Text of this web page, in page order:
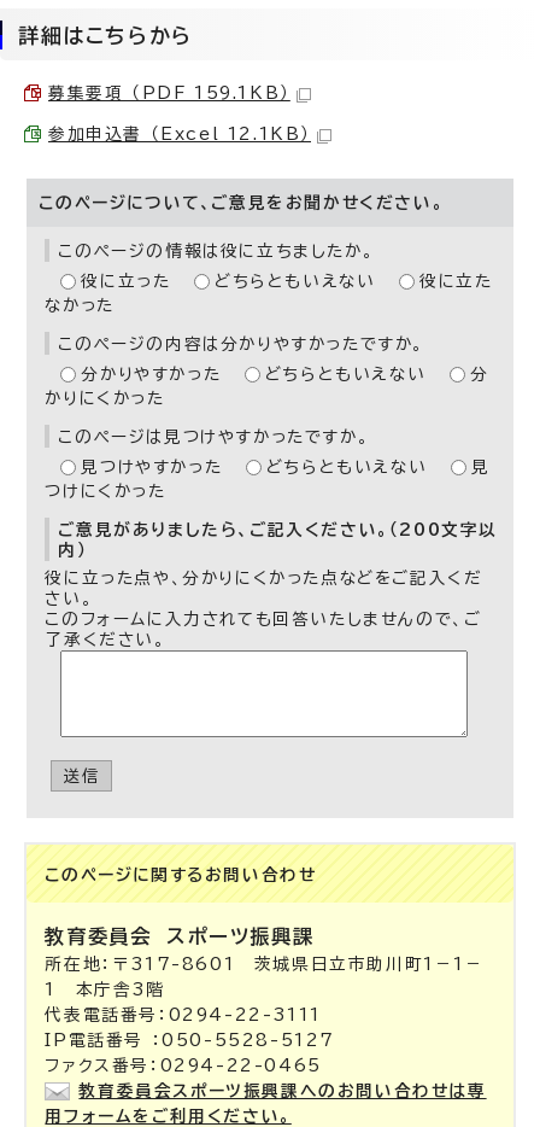
詳細はこちらから
募集要項 （PDF 159.1KB）
参加申込書 （Excel 12.1KB）
このページについて、ご意見をお聞かせください。
このページの情報は役に立ちましたか。
役に立った
どちらともいえない
役に立た
なかった
このページの内容は分かりやすかったですか。
分かりやすかった
どちらともいえない
分
かりにくかった
このページは見つけやすかったですか。
見つけやすかった
どちらともいえない
見
つけにくかった
ご意見がありましたら、ご記入ください。（200文字以
内）
役に立った点や、分かりにくかった点などをご記入くだ
さい。
このフォームに入力されても回答いたしませんので、ご
了承ください。
送信
このページに関する お問い合わせ
教育委員会 スポーツ振興課
所在地：〒317-8601 茨城県日立市助川町1－1－
1 本庁舎3階
代表電話番号：0294-22-3111
IP電話番号 ：050-5528-5127
ファクス番号：0294-22-0465
教育委員会スポーツ振興課へのお問い合わせは専
用フォームをご利用ください。